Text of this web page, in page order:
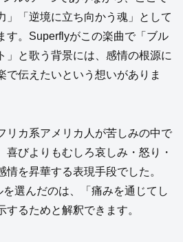
」「逆境に立ち向かう魂」として
す。Superflyがこの楽曲で「ブル
」と歌う背景には、感情の根源に
で伝えたいという想いがありま
リカ系アメリカ人が苦しみの中で
喜びよりもむしろ哀しみ・怒り・
を昇華する表現手段でした。
選んだのは、「痛みを通じてし
るためと解釈できます。